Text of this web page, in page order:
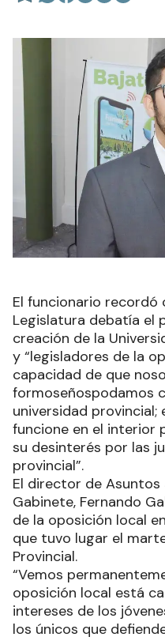
El funcionario recordó
Legislatura debatía el
creación de la
y “legisladores de la
capacidad de que
formoseñospodamos
universidad
funcione en el interior
su desinterés por las
provincial”.
El director de Asuntos
Gabinete, Fernando
de la oposición local
que tuvo lugar el
Provincial.
“Vemos
oposición local está
intereses de los
los únicos que